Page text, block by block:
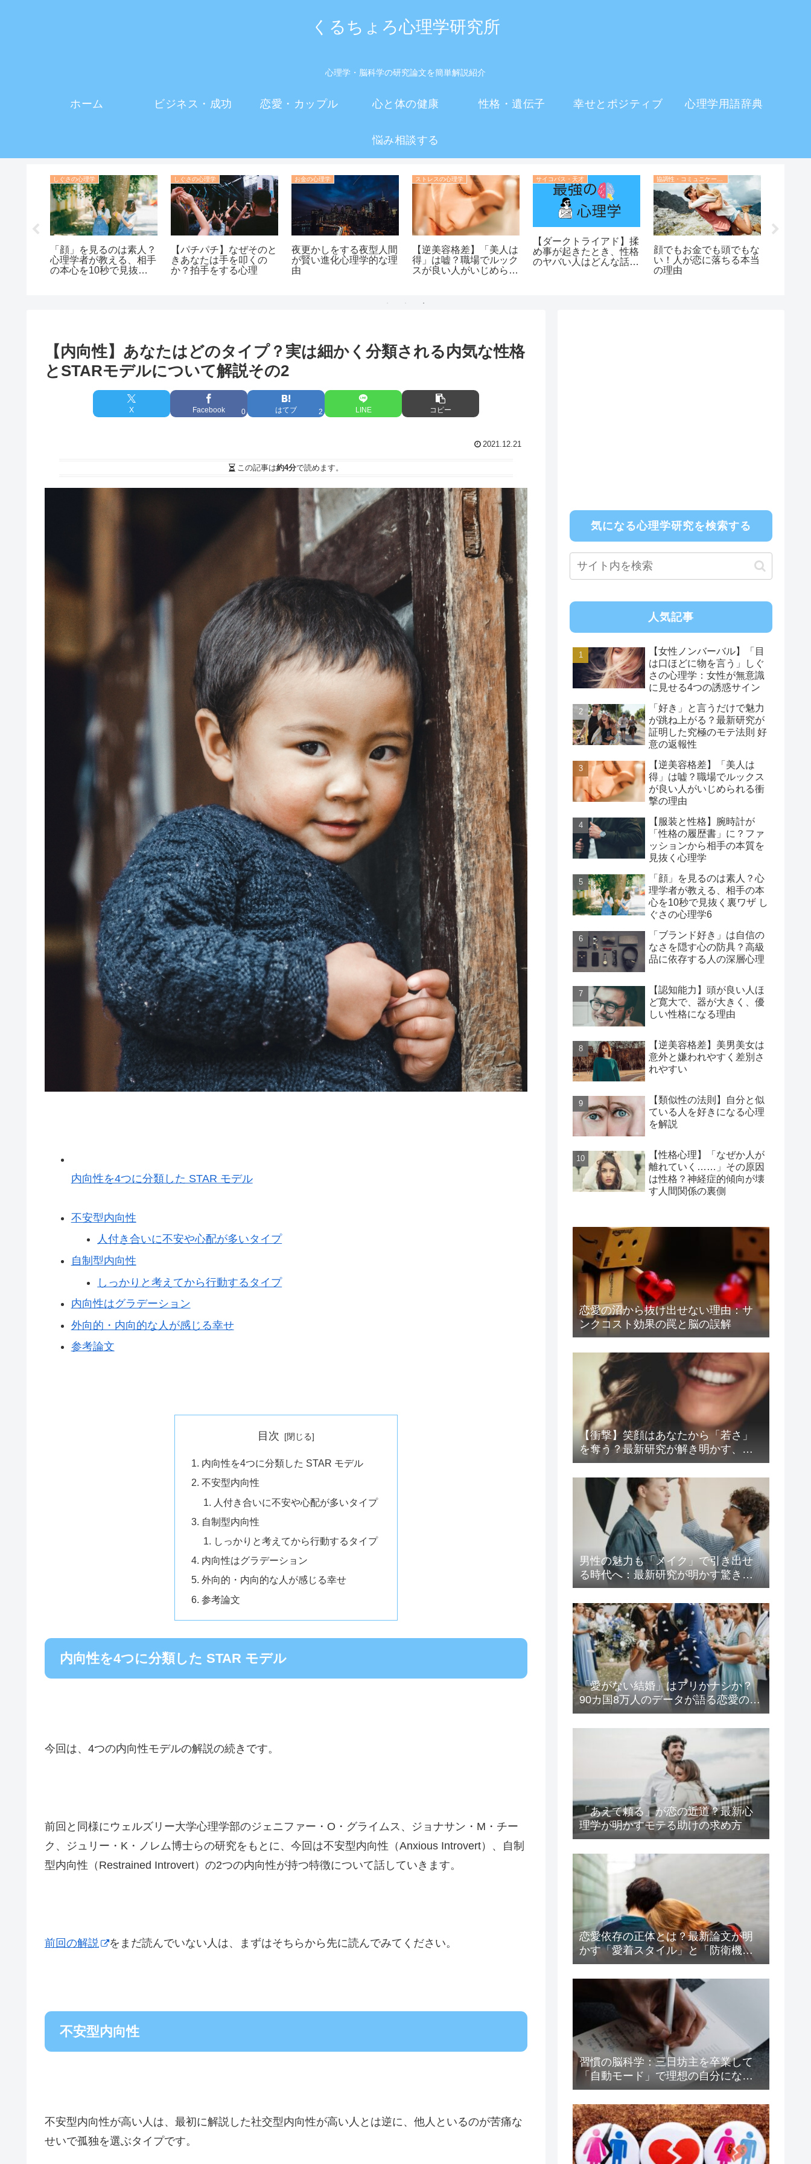
くるちょろ心理学研究所
心理学・脳科学の研究論文を簡単解説紹介
ホーム ビジネス・成功 恋愛・カップル 心と体の健康 性格・遺伝子 幸せとポジティブ 心理学用語辞典
悩み相談する
勉強・自己成長の心理学
【認知能力】頭が良い人
ほど寛大で、器が大き
く、優しい性格になる理
協調性・コミュニケーション・人間関係の心理学
【外向性と社交性は別】
外向的だけど内気な人、
内向的だけど社交的な人
心理学用語辞典
【服装と性格】腕時計が
「性格の履歴書」に？フ
ァッションから相手の本
イメージを変える・印象操作の心理学
「ブランド好き」は自信
のなさを隠す心の防具？
高級品に依存する人の深
体に触わると好きにな
る？ボディタッチの心理
しぐさの心理学
【女性ノンバーバル】
「目は口ほどに物を言
う」しぐさの心理学：女
【内向性】あなたはどのタイプ？実は細かく分類される内気な性格
とSTARモデルについて解説その2
X Facebook 0 はてブ 2 LINE コピー
2021.12.21
この記事は約4分で読めます。
内向性を4つに分類した STAR モデル
不安型内向性
人付き合いに不安や心配が多いタイプ
自制型内向性
しっかりと考えてから行動するタイプ
内向性はグラデーション
外向的・内向的な人が感じる幸せ
参考論文
目次
内向性を4つに分類した STAR モデル
不安型内向性
人付き合いに不安や心配が多いタイプ
自制型内向性
しっかりと考えてから行動するタイプ
内向性はグラデーション
外向的・内向的な人が感じる幸せ
参考論文
内向性を4つに分類した STAR モデル
今回は、4つの内向性モデルの解説の続きです。
前回と同様にウェルズリー大学心理学部のジェニファー・O・グライムス、ジョナサン・M・チー
ク、ジュリー・K・ノレム博士らの研究をもとに、今回は不安型内向性（Anxious Introvert）、自制
型内向性（Restrained Introvert）の2つの内向性が持つ特徴について話していきます。
前回の解説 をまだ読んでいない人は、まずはそちらから先に読んでみてください。
不安型内向性
不安型内向性が高い人は、最初に解説した社交型内向性が高い人とは逆に、他人といるのが苦痛な
せいで孤独を選ぶタイプです。
気になる心理学研究を検索する
人気記事
【女性ノンバーバル】「目
は口ほどに物を言う」しぐ
さの心理学：女性が無意識
に見せる4つの誘惑サイン
「好き」と言うだけで魅力
が跳ね上がる？最新研究が
証明した究極のモテ法則 好
意の返報性
【逆美容格差】「美人は
得」は嘘？職場でルックス
が良い人がいじめられる衝
撃の理由
【服装と性格】腕時計が
「性格の履歴書」に？ファ
ッションから相手の本質を
見抜く心理学
「顔」を見るのは素人？心
理学者が教える、相手の本
心を10秒で見抜く裏ワザ し
ぐさの心理学6
「ブランド好き」は自信の
なさを隠す心の防具？高級
品に依存する人の深層心理
【認知能力】頭が良い人ほ
ど寛大で、器が大きく、優
しい性格になる理由
【逆美容格差】美男美女は
意外と嫌われやすく差別さ
れやすい
【類似性の法則】自分と似
ている人を好きになる心理
を解説
【性格心理】「なぜか人が
離れていく……」その原因
は性格？神経症的傾向が壊
す人間関係の裏側
恋愛の沼から抜け出せない理由：サ
ンクコスト効果の罠と脳の誤解
【衝撃】笑顔はあなたから「若さ」
を奪う？最新研究が解き明かす、見
た目年齢と好感度の意外な関係
男性の魅力も「メイク」で引き出せ
る時代へ：最新研究が明かす驚きの
心理効果
「愛がない結婚」はアリかナシか？
90カ国8万人のデータが語る恋愛の生
存戦略
「あえて頼る」が恋の近道？最新心
理学が明かすモテる助けの求め方
恋愛依存の正体とは？最新論文が明
かす「愛着スタイル」と「防衛機
制」の驚くべき関係
習慣の脳科学：三日坊主を卒業して
「自動モード」で理想の自分になる
方法